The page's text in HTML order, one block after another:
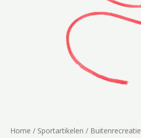
Home / Sportartikelen / Buitenrecreatie